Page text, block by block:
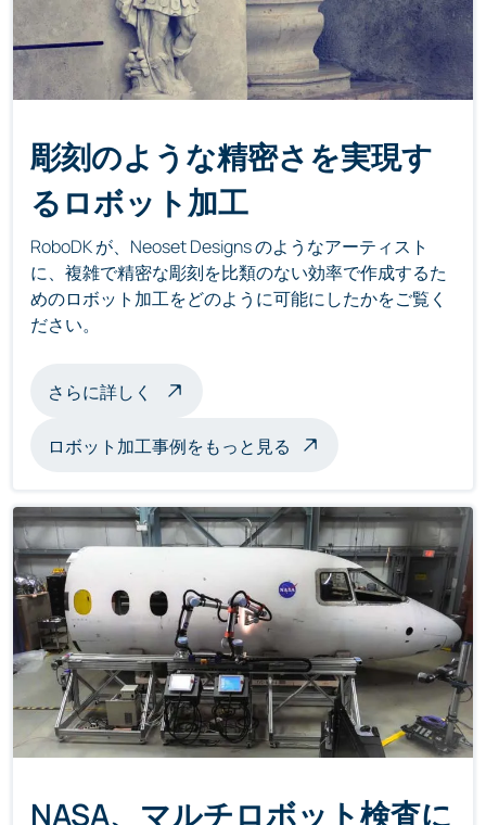
彫刻のような精密さを実現す
るロボット加工
RoboDK が、Neoset Designs のようなアーティスト
に、複雑で精密な彫刻を比類のない効率で作成するた
めのロボット加工をどのように可能にしたかをご覧く
ださい。
さらに詳しく ロボット加工彫刻について
ロボット加工事例をもっと見る
NASA、マルチロボット検査に